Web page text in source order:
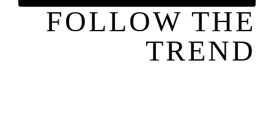
FOLLOW THE
TREND